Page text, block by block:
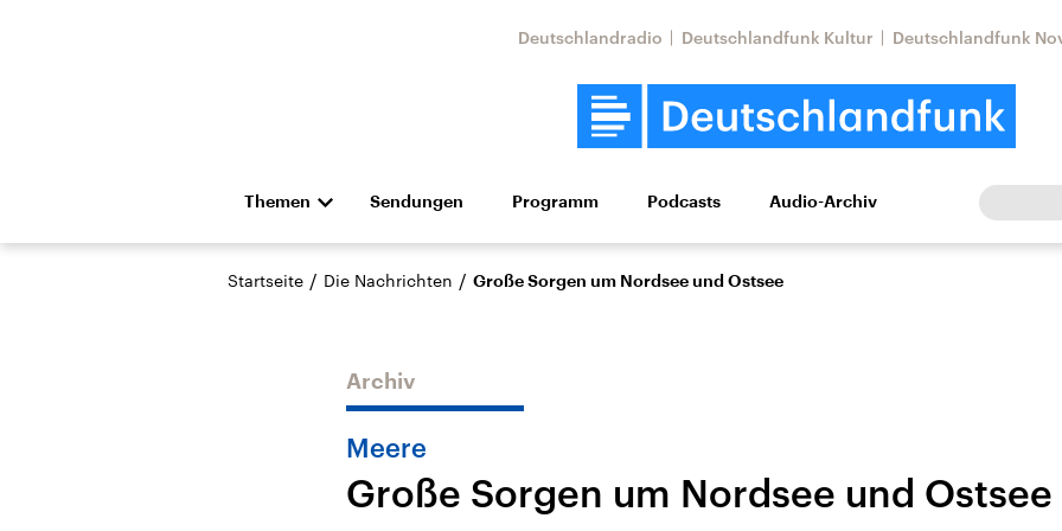
Deutschlandradio Deutschlandfunk Kultur Deutschlandfunk
Themen
Die Nachrichten Politik Wirtschaft Wissen Kultur Europa
Hörspiel und Feature Musik
Landtagswahl Sachsen-
USA
Aktuelle Beiträge,
Nahostkonflikt
Iran
Sendungen Programm Podcasts Audio-Archiv
Startseite / Die Nachrichten / Große Sorgen um Nordsee und Ostsee
Archiv
Meere
Große Sorgen um Nordsee und Ostsee